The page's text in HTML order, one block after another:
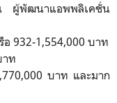
ผู้พัฒนาแอพพลิเคชั่น
อ 932-1,554,000 บาท
าท
บาท และมาก